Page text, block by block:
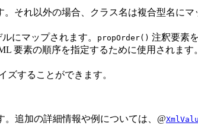
それ以外の場合、クラス名は複合型名にマ
にマップされます。
propOrder() 注釈要素
要素の順序を指定するために使用されます。
ズすることができます。
。追加の詳細情報や例については、@